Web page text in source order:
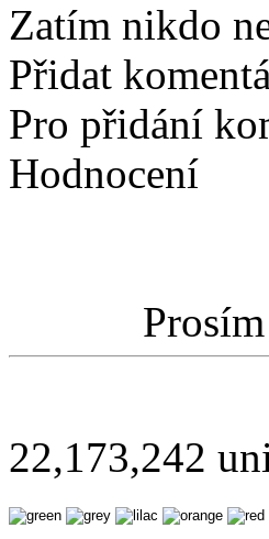
Zatím nikdo
Přidat
Pro přidání
Hodnocení
Prosím
22,173,242